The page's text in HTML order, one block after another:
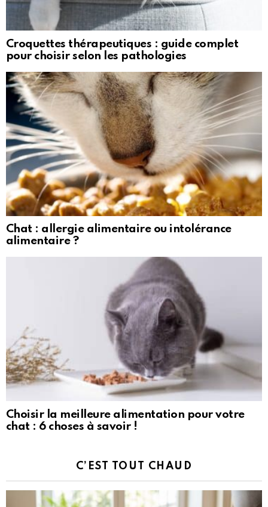
Croquettes thérapeutiques : guide complet
pour choisir selon les pathologies
Chat : allergie alimentaire ou intolérance
alimentaire ?
Choisir la meilleure alimentation pour votre
chat : 6 choses à savoir !
C’EST TOUT CHAUD